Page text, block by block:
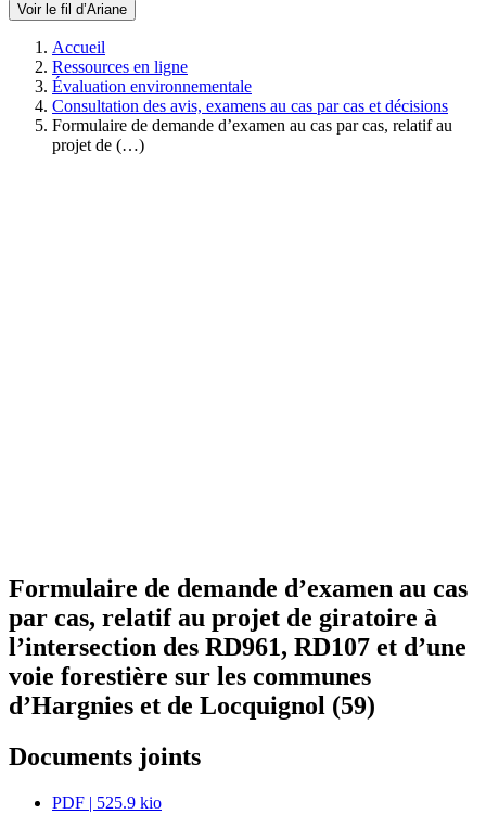
Voir le fil d’Ariane
Accueil
Ressources en ligne
Évaluation environnementale
Consultation des avis, examens au cas par cas et décisions
Formulaire de demande d’examen au cas par cas, relatif au
projet de (…)
Formulaire de demande d’examen au cas
par cas, relatif au projet de giratoire à
l’intersection des RD961, RD107 et d’une
voie forestière sur les communes
d’Hargnies et de Locquignol (59)
Documents joints
PDF | 525.9 kio